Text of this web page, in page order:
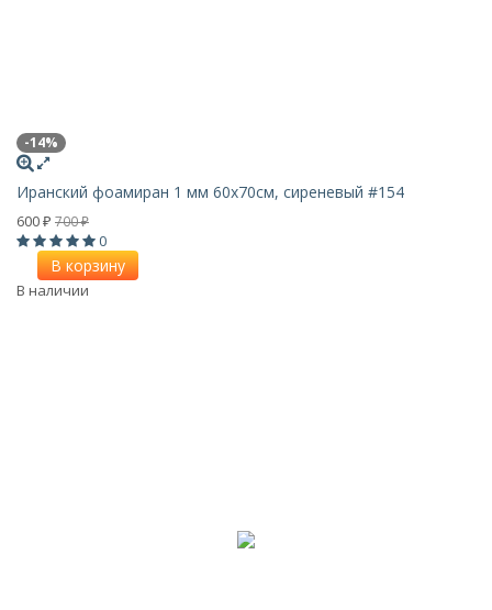
-14%
Иранский фоамиран 1 мм 60х70см, сиреневый #154
600 ₽ 700₽
0
В корзину
В наличии